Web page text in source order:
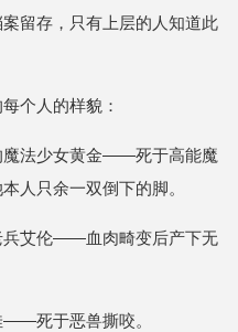
留存，只有上层的人知道此
个人的样貌：
魔法少女黄金——死于高能魔
人只余一双倒下的脚。
兵艾伦——血肉畸变后产下无
——死于恶兽撕咬。